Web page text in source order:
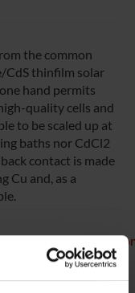
the common
CdS thinfilm solar
hand permits
quality cells and
to be scaled up at
baths nor CdCl2
contact is made
Cu and, as a